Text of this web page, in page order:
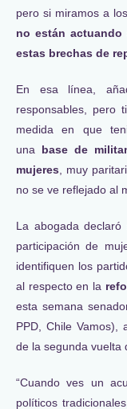
pero si miramos a
no están actuando
estas brechas de
En esa línea,
responsables, pero
medida en que
una base de
mujeres , muy
no se ve reflejado al
La abogada
participación de
identifiquen los
al respecto en la
esta semana
PPD, Chile Vamos),
de la segunda vuelta
“Cuando ves un
políticos